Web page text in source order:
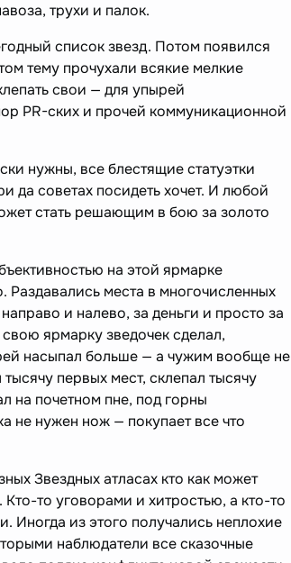
трухи и палок.
список звезд. Потом появился
тему прочухали всякие мелкие
свои — для упырей
PR-ских и прочей коммуникационной
нужны, все блестящие статуэтки
да советах посидеть хочет. И любой
стать решающим в бою за золото
на этой ярмарке
Раздавались места в многочисленных
и налево, за деньги и просто за
ярмарку зведочек сделал,
насыпал больше — а чужим вообще не
первых мест, склепал тысячу
на почетном пне, под горны
не нужен нож — покупает все что
Звездных атласах кто как может
то уговорами и хитростью, а кто-то
Иногда из этого получались неплохие
наблюдатели все сказочные